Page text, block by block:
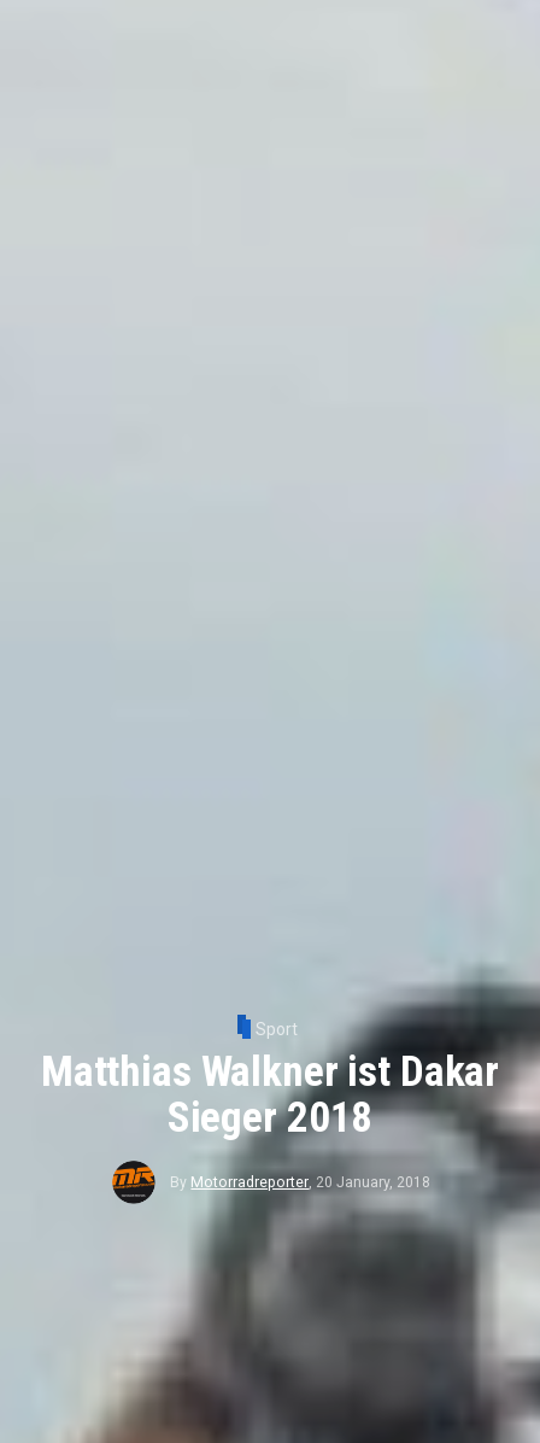
Sport
Matthias Walkner ist Dakar
Sieger 2018
By Motorradreporter, 20 January, 2018